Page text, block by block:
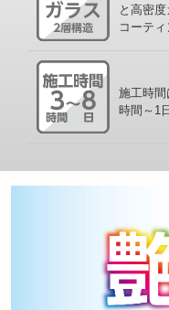
と高密
コーティ
施工時
時間～1